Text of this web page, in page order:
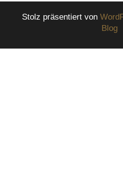
Stolz präsentiert von
Blog